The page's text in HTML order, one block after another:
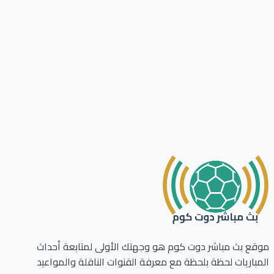
بث مباشر دوت كوم هو وجهتك الأولى لمتابعة أحداث
لحظة بلحظة مع معرفة القنوات الناقلة والمواعيد